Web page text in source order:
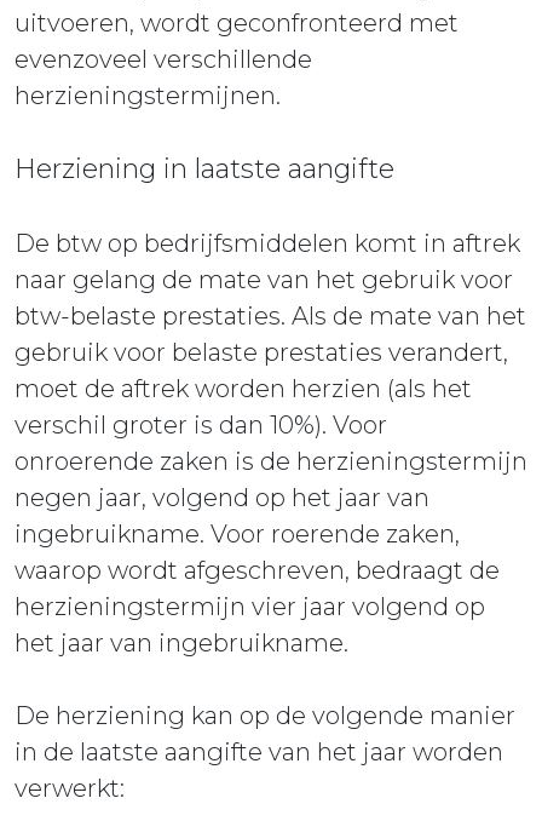
uitvoeren, wordt geconfronteerd met
evenzoveel verschillende
herzieningstermijnen.
Herziening in laatste aangifte
De btw op bedrijfsmiddelen komt in aftrek
naar gelang de mate van het gebruik voor
btw-belaste prestaties. Als de mate van het
gebruik voor belaste prestaties verandert,
moet de aftrek worden herzien (als het
verschil groter is dan 10%). Voor
onroerende zaken is de herzieningstermijn
negen jaar, volgend op het jaar van
ingebruikname. Voor roerende zaken,
waarop wordt afgeschreven, bedraagt de
herzieningstermijn vier jaar volgend op
het jaar van ingebruikname.
De herziening kan op de volgende manier
in de laatste aangifte van het jaar worden
verwerkt: